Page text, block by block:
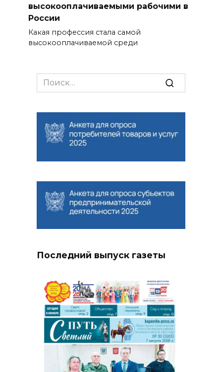
высокооплачиваемыми рабочими в
России
Какая профессия стала самой
высокооплачиваемой среди
Search
for:
Последний выпуск газеты